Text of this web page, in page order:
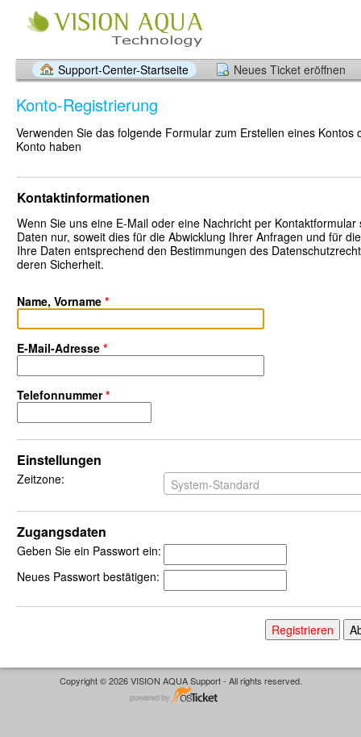
Support-Center-Startseite Neues Ticket eröffnen
Konto-Registrierung
Verwenden Sie das folgende Formular zum Erstellen eines
Konto haben
Kontaktinformationen
Wenn Sie uns eine E-Mail oder eine Nachricht per
Daten nur, soweit dies für die Abwicklung Ihrer Anfragen und für
Ihre Daten entsprechend den Bestimmungen des
deren Sicherheit.
Name, Vorname *
E-Mail-Adresse *
Telefonnummer*
Einstellungen
Zeitzone: System-Standard
Zugangsdaten
Geben Sie ein Passwort ein:
Neues Passwort bestätigen:
Copyright © 2026 VISION AQUA Support - All rights reserved.